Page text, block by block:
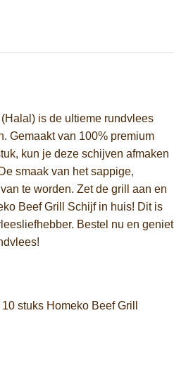
is de ultieme rundvlees
Gemaakt van 100% premium
kun je deze schijven afmaken
smaak van het sappige,
te worden. Zet de grill aan en
Beef Grill Schijf in huis! Dit is
Bestel nu en geniet
stuks Homeko Beef Grill